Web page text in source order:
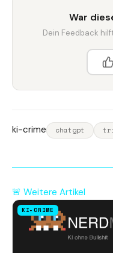
War
Dein Feedback
ki-crime chatgpt
🚨 Weitere Artikel
KI-CRIME